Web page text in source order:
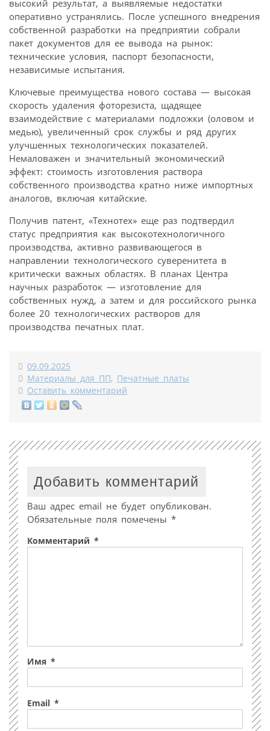
высокий результат, а выявляемые недостатки
оперативно устранялись. После успешного внедрения
собственной разработки на предприятии собрали
пакет документов для ее вывода на рынок:
технические условия, паспорт безопасности,
независимые испытания.
Ключевые преимущества нового состава — высокая
скорость удаления фоторезиста, щадящее
взаимодействие с материалами подложки (оловом и
медью), увеличенный срок службы и ряд других
улучшенных технологических показателей.
Немаловажен и значительный экономический
эффект: стоимость изготовления раствора
собственного производства кратно ниже импортных
аналогов, включая китайские.
Получив патент, «Технотех» еще раз подтвердил
статус предприятия как высокотехнологичного
производства, активно развивающегося в
направлении технологического суверенитета в
критически важных областях. В планах Центра
научных разработок — изготовление для
собственных нужд, а затем и для российского рынка
более 20 технологических растворов для
производства печатных плат.
09.09.2025
Материалы для ПП, Печатные платы
Оставить комментарий
Добавить комментарий
Ваш адрес email не будет опубликован.
Обязательные поля помечены *
Комментарий *
Имя *
Email *